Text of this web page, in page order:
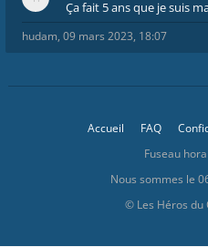
Ça fait 5 ans que je suis
hudam, 09 mars 2023, 18:07
Accueil FAQ
Fuseau
Nous sommes le
© Les Héros du